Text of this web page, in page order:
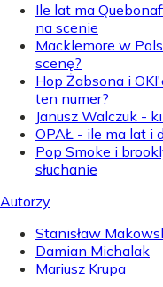
Ile lat ma
na scenie
Macklemore w
scenę?
Hop Żabsona i
ten numer?
Janusz Walczuk -
OPAŁ - ile ma lat i
Pop Smoke i
słuchanie
Autorzy
Stanisław
Damian Michalak
Mariusz Krupa